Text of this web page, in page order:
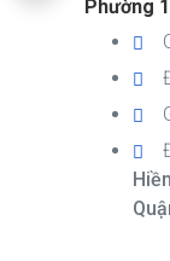
Phường